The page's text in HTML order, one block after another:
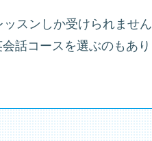
スンしか受けられません
話コースを選ぶのもあり